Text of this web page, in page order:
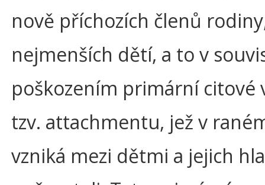
nově příchozích členů
nejmenších dětí, a to v
poškozením primární citové
tzv. attachmentu, jež v
vzniká mezi dětmi a jejich